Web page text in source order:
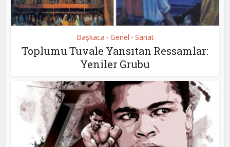
Başkaca • Genel • Sanat
Toplumu Tuvale Yansıtan Ressamlar:
Yeniler Grubu